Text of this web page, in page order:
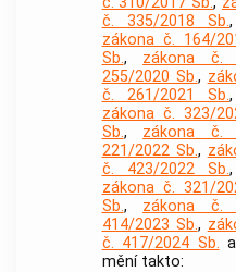
č. 335/2018 Sb.,
zákona č. 164/
Sb., zákona č.
255/2020 Sb.,
č. 261/2021 Sb.,
zákona č. 323/
Sb., zákona č.
221/2022 Sb.,
č. 423/2022 Sb.,
zákona č. 321/
Sb., zákona č.
414/2023 Sb.,
č. 417/2024 Sb. a
mění takto: